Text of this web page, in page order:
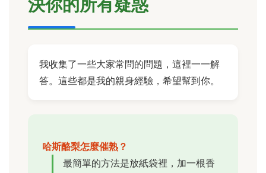
決你的所有疑惑
我收集了一些大家常問的問題，這裡一一解
答。這些都是我的親身經驗，希望幫到你。
哈斯酪梨怎麼催熟？
最簡單的方法是放紙袋裡，加一根香